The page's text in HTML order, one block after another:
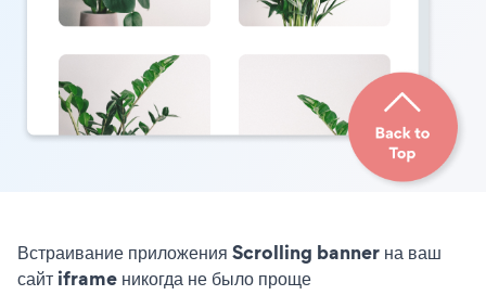
Встраивание приложения Scrolling banner на ваш
сайт iframe никогда не было проще